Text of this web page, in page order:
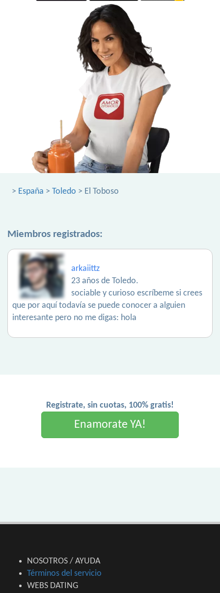
> España > Toledo > El Toboso
Miembros registrados:
arkaiittz
23 años de Toledo.
sociable y curioso escríbeme si crees
que por aquí todavía se puede conocer a alguien
interesante pero no me digas: hola
Registrate, sin cuotas, 100% gratis!
Enamorate YA!
NOSOTROS / AYUDA
Términos del servicio
WEBS DATING